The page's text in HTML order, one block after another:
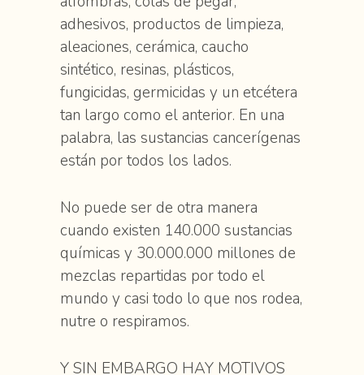
adhesivos, productos de limpieza,
aleaciones, cerámica, caucho
sintético, resinas, plásticos,
fungicidas, germicidas y un etcétera
tan largo como el anterior. En una
palabra, las sustancias cancerígenas
están por todos los lados.
No puede ser de otra manera
cuando existen 140.000 sustancias
químicas y 30.000.000 millones de
mezclas repartidas por todo el
mundo y casi todo lo que nos rodea,
nutre o respiramos.
Y SIN EMBARGO HAY MOTIVOS